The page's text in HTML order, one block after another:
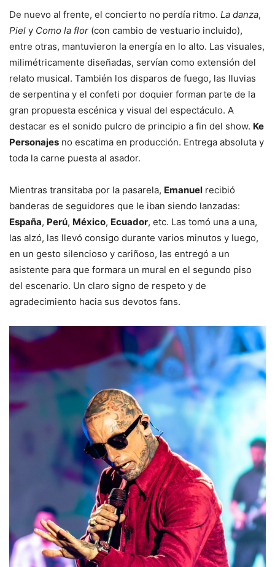
De nuevo al frente, el concierto no perdía ritmo. La danza,
Piel y Como la flor (con cambio de vestuario incluido),
entre otras, mantuvieron la energía en lo alto. Las visuales,
milimétricamente diseñadas, servían como extensión del
relato musical. También los disparos de fuego, las lluvias
de serpentina y el confeti por doquier forman parte de la
gran propuesta escénica y visual del espectáculo. A
destacar es el sonido pulcro de principio a fin del show. Ke
Personajes no escatima en producción. Entrega absoluta y
toda la carne puesta al asador.
Mientras transitaba por la pasarela, Emanuel recibió
banderas de seguidores que le iban siendo lanzadas:
España, Perú, México, Ecuador, etc. Las tomó una a una,
las alzó, las llevó consigo durante varios minutos y luego,
en un gesto silencioso y cariñoso, las entregó a un
asistente para que formara un mural en el segundo piso
del escenario. Un claro signo de respeto y de
agradecimiento hacia sus devotos fans.